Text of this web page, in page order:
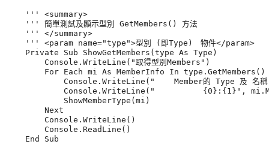
    ''' <summary>
    ''' 簡單測試及顯示型別 GetMembers() 方法
    ''' </summary>
    ''' <param name="type">型別 (即Type)　物件</param>
    Private Sub ShowGetMembers(type As Type)
        Console.WriteLine("取得型別Members")
        For Each mi As MemberInfo In type.GetMembers()
Console.WriteLine("    Member的 Type 及 名
Console.WriteLine("          {0}:{1}",
            ShowMemberType(mi)
        Next
        Console.WriteLine()
        Console.ReadLine()
    End Sub